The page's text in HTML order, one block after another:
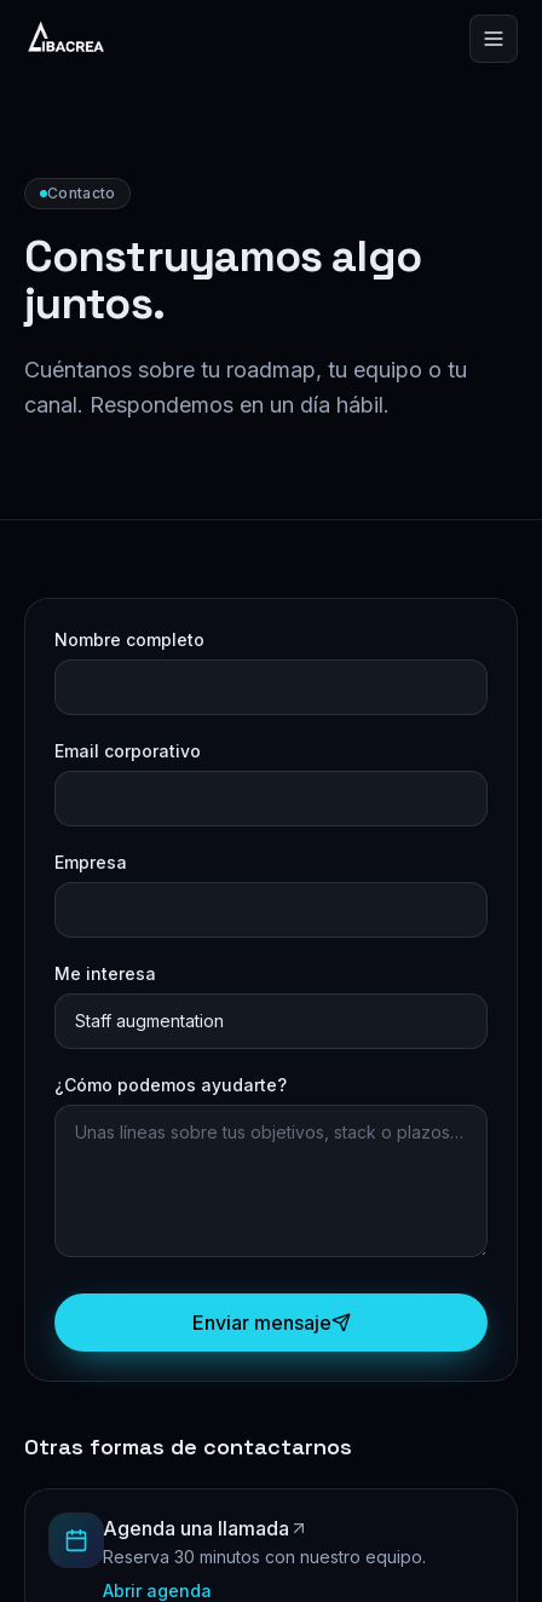
Contacto
Construyamos algo
juntos.
Cuéntanos sobre tu roadmap, tu equipo o tu
canal. Respondemos en un día hábil.
Nombre completo
Email corporativo
Empresa
Me interesa
¿Cómo podemos ayudarte?
Enviar mensaje
Otras formas de contactarnos
Agenda una llamada
Reserva 30 minutos con nuestro equipo.
Abrir agenda